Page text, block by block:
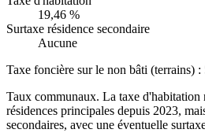
19,46 %
Surtaxe résidence secondaire
Aucune
Taxe foncière sur le non bâti (terrains) :
Taux communaux. La taxe d'habitation
résidences principales depuis 2023,
secondaires, avec une éventuelle